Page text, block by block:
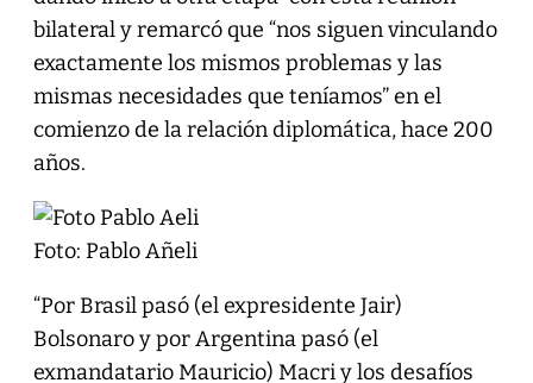
bilateral y remarcó que “nos siguen vinculando
exactamente los mismos problemas y las
mismas necesidades que teníamos” en el
comienzo de la relación diplomática, hace 200
años.
Foto: Pablo Añeli
“Por Brasil pasó (el expresidente Jair)
Bolsonaro y por Argentina pasó (el
exmandatario Mauricio) Macri y los desafíos